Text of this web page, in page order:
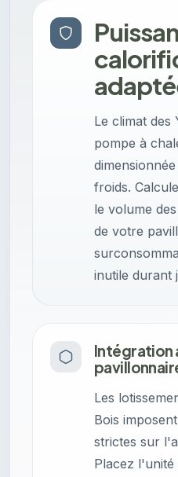
Le climat des
pompe à
froids.
le volume
de votre
inutile durant
Intégration
Les
Bois
strictes sur
Placez